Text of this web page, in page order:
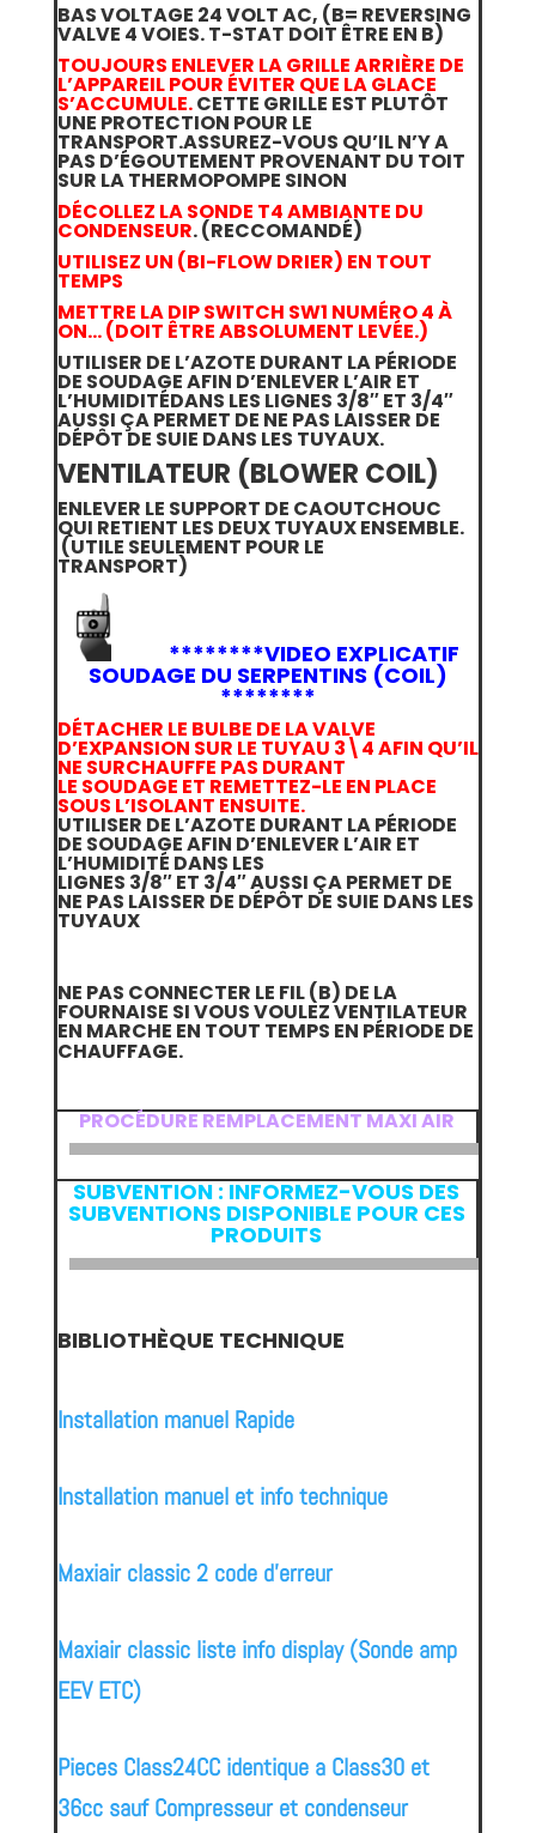
BAS VOLTAGE 24 VOLT AC, (B= REVERSING
VALVE 4 VOIES. T-STAT DOIT ÊTRE EN B)
TOUJOURS ENLEVER LA GRILLE ARRIÈRE DE
L’APPAREIL POUR ÉVITER QUE LA GLACE
S’ACCUMULE.CETTE GRILLE EST PLUTÔT
UNE PROTECTION POUR LE
TRANSPORT.ASSUREZ-VOUS QU’IL N’Y A
PAS D’ÉGOUTEMENT PROVENANT DU TOIT
SUR LA THERMOPOMPE SINON
DÉCOLLEZ LA SONDE T4 AMBIANTE DU
CONDENSEUR. (RECCOMANDÉ)
UTILISEZ UN (BI-FLOW DRIER) EN TOUT
TEMPS
METTRE LA DIP SWITCH SW1 NUMÉRO 4 À
ON… (DOIT ÊTRE ABSOLUMENT LEVÉE.)
UTILISER DE L’AZOTE DURANT LA PÉRIODE
DE SOUDAGE AFIN D’ENLEVER L’AIR ET
L’HUMIDITÉDANS LES LIGNES 3/8″ ET 3/4″
AUSSI ÇA PERMET DE NE PAS LAISSER DE
DÉPÔT DE SUIE DANS LES TUYAUX.
VENTILATEUR (BLOWER COIL)
ENLEVER LE SUPPORT DE CAOUTCHOUC
QUI RETIENT LES DEUX TUYAUX ENSEMBLE.
(UTILE SEULEMENT POUR LE
TRANSPORT)
********VIDEO EXPLICATIF
SOUDAGE DU SERPENTINS (COIL)
********
DÉTACHER LE BULBE DE LA VALVE
D’EXPANSION SUR LE TUYAU 3\4 AFIN QU’IL
NE SURCHAUFFE PAS DURANT
LE SOUDAGE ET REMETTEZ-LE EN PLACE
SOUS L’ISOLANT ENSUITE.
UTILISER DE L’AZOTE DURANT LA PÉRIODE
DE SOUDAGE AFIN D’ENLEVER L’AIR ET
L’HUMIDITÉ DANS LES
LIGNES 3/8″ ET 3/4″ AUSSI ÇA PERMET DE
NE PAS LAISSER DE DÉPÔT DE SUIE DANS LES
TUYAUX
NE PAS CONNECTER LE FIL (B) DE LA
FOURNAISE SI VOUS VOULEZ VENTILATEUR
EN MARCHE EN TOUT TEMPS EN PÉRIODE DE
CHAUFFAGE.
PROCÉDURE REMPLACEMENT MAXI AIR
SUBVENTION : INFORMEZ-VOUS DES
SUBVENTIONS DISPONIBLE POUR CES
PRODUITS
BIBLIOTHÈQUE TECHNIQUE
Installation manuel Rapide
Installation manuel et info technique
Maxiair classic 2 code d’erreur
Maxiair classic liste info display (Sonde amp
EEV ETC)
Pieces Class24CC identique a Class30 et
36cc sauf Compresseur et condenseur